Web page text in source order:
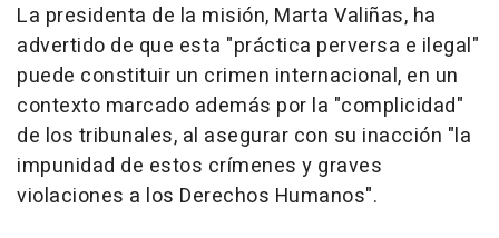
La presidenta de la misión, Marta Valiñas, ha
advertido de que esta "práctica perversa e ilegal"
puede constituir un crimen internacional, en un
contexto marcado además por la "complicidad"
de los tribunales, al asegurar con su inacción "la
impunidad de estos crímenes y graves
violaciones a los Derechos Humanos".